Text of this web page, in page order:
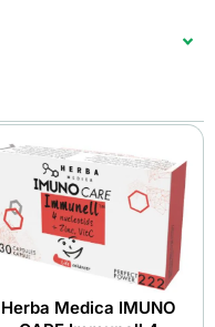
Herba Medica IMUNO